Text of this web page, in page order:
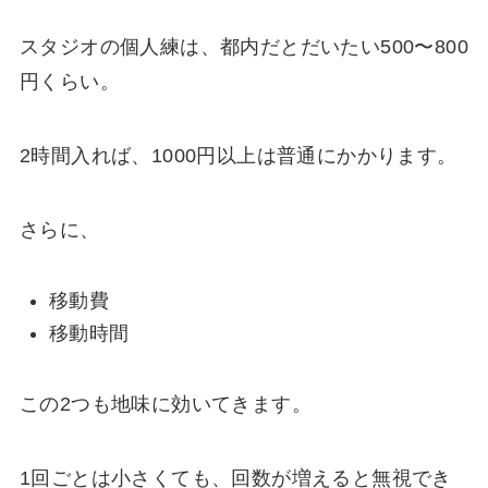
スタジオの個人練は、都内だとだいたい500〜800
円くらい。
2時間入れば、1000円以上は普通にかかります。
さらに、
移動費
移動時間
この2つも地味に効いてきます。
1回ごとは小さくても、回数が増えると無視でき